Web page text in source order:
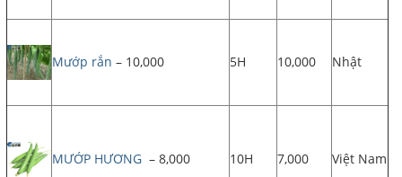
Mướp rắn – 10,000 5H 10,000 Nhật
MƯỚP HƯƠNG – 8,000 10H 7,000 Việt Nam